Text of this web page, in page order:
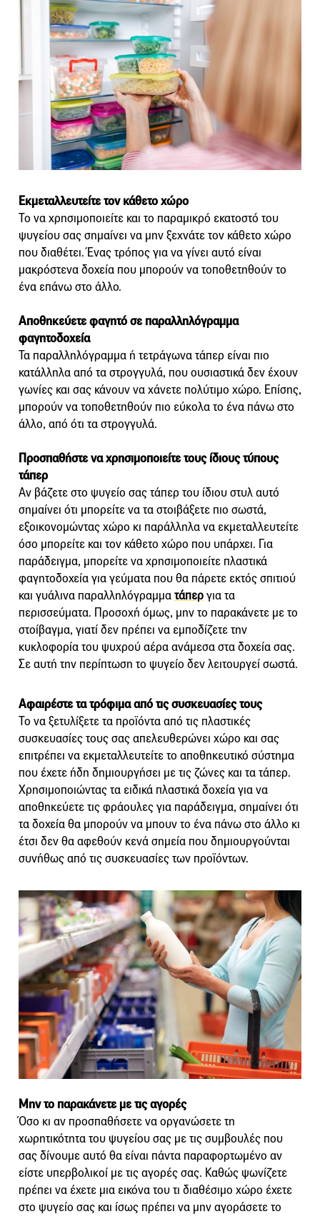
Εκμεταλλευτείτε τον κάθετο χώρο
Το να χρησιμοποιείτε και το παραμικρό εκατοστό του
ψυγείου σας σημαίνει να μην ξεχνάτε τον κάθετο χώρο
που διαθέτει. Ένας τρόπος για να γίνει αυτό είναι
μακρόστενα δοχεία που μπορούν να τοποθετηθούν το
ένα επάνω στο άλλο.
Αποθηκεύετε φαγητό σε παραλληλόγραμμα
φαγητοδοχεία
Τα παραλληλόγραμμα ή τετράγωνα τάπερ είναι πιο
κατάλληλα από τα στρογγυλά, που ουσιαστικά δεν έχουν
γωνίες και σας κάνουν να χάνετε πολύτιμο χώρο. Επίσης,
μπορούν να τοποθετηθούν πιο εύκολα το ένα πάνω στο
άλλο, από ότι τα στρογγυλά.
Προσπαθήστε να χρησιμοποιείτε τους ίδιους τύπους
τάπερ
Αν βάζετε στο ψυγείο σας τάπερ του ίδιου στυλ αυτό
σημαίνει ότι μπορείτε να τα στοιβάξετε πιο σωστά,
εξοικονομώντας χώρο κι παράλληλα να εκμεταλλευτείτε
όσο μπορείτε και τον κάθετο χώρο που υπάρχει. Για
παράδειγμα, μπορείτε να χρησιμοποιείτε πλαστικά
φαγητοδοχεία για γεύματα που θα πάρετε εκτός σπιτιού
και γυάλινα παραλληλόγραμματάπεργια τα
περισσεύματα. Προσοχή όμως, μην το παρακάνετε με το
στοίβαγμα, γιατί δεν πρέπει να εμποδίζετε την
κυκλοφορία του ψυχρού αέρα ανάμεσα στα δοχεία σας.
Σε αυτή την περίπτωση το ψυγείο δεν λειτουργεί σωστά.
Αφαιρέστε τα τρόφιμα από τις συσκευασίες τους
Το να ξετυλίξετε τα προϊόντα από τις πλαστικές
συσκευασίες τους σας απελευθερώνει χώρο και σας
επιτρέπει να εκμεταλλευτείτε το αποθηκευτικό σύστημα
που έχετε ήδη δημιουργήσει με τις ζώνες και τα τάπερ.
Χρησιμοποιώντας τα ειδικά πλαστικά δοχεία για να
αποθηκεύετε τις φράουλες για παράδειγμα, σημαίνει ότι
τα δοχεία θα μπορούν να μπουν το ένα πάνω στο άλλο κι
έτσι δεν θα αφεθούν κενά σημεία που δημιουργούνται
συνήθως από τις συσκευασίες των προϊόντων.
Μην το παρακάνετε με τις αγορές
Όσο κι αν προσπαθήσετε να οργανώσετε τη
χωρητικότητα του ψυγείου σας με τις συμβουλές που
σας δίνουμε αυτό θα είναι πάντα παραφορτωμένο αν
είστε υπερβολικοί με τις αγορές σας. Καθώς ψωνίζετε
πρέπει να έχετε μια εικόνα του τι διαθέσιμο χώρο έχετε
στο ψυγείο σας και ίσως πρέπει να μην αγοράσετε το